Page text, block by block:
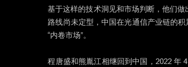
基于这样的技术洞见和市场判断，他们
路线尚未定型，中国在光通信产业链的
“内卷市场”。
程唐盛和熊胤江相继回到中国，2022 年